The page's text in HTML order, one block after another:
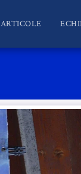
ARTICOLE